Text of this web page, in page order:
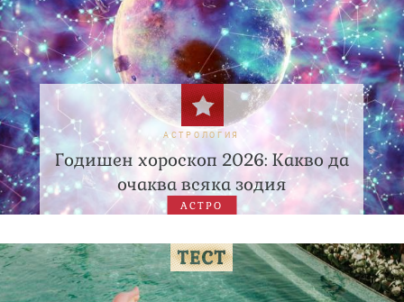
АСТРОЛОГИЯ
Годишен хороскоп 2026: Какво да
очаква всяка зодия
АСТРО